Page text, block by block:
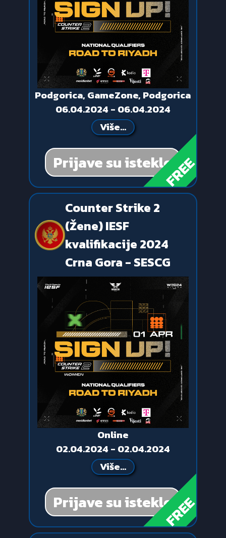
Podgorica, GameZone, Podgorica
06.04.2024 - 06.04.2024
Više...
Prijave su istekleFREE
Counter Strike 2
(Žene) IESF
kvalifikacije 2024
Crna Gora - SESCG
Online
02.04.2024 - 02.04.2024
Više...
Prijave su istekleFREE